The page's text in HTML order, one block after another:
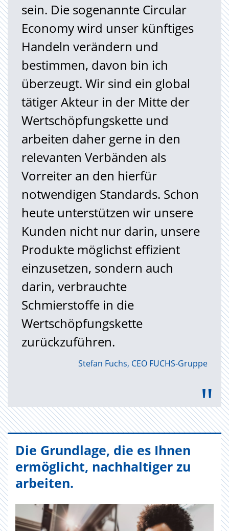
sein. Die sogenannte Circular
Economy wird unser künftiges
Handeln verändern und
bestimmen, davon bin ich
überzeugt. Wir sind ein global
tätiger Akteur in der Mitte der
Wertschöpfungskette und
arbeiten daher gerne in den
relevanten Verbänden als
Vorreiter an den hierfür
notwendigen Standards. Schon
heute unterstützen wir unsere
Kunden nicht nur darin, unsere
Produkte möglichst effizient
einzusetzen, sondern auch
darin, verbrauchte
Schmierstoffe in die
Wertschöpfungskette
zurückzuführen.
Stefan Fuchs, CEO FUCHS-Gruppe
"
Die Grundlage, die es Ihnen
ermöglicht, nachhaltiger zu
arbeiten.